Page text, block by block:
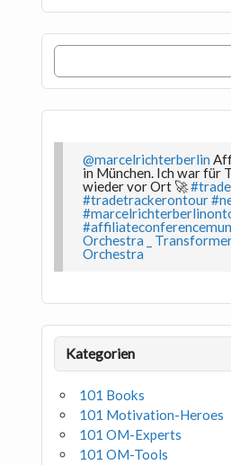
Suchen
@marcelrichterberlin
in München. Ich war für
wieder vor Ort 🚀
#tradetrackerontour
Orchestra _
Orchestra
Kategorien
101 Books
101 Motivation-Heroes
101 OM-Experts
101 OM-Tools